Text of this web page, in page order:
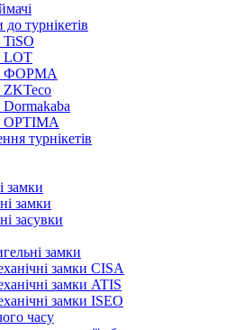
турнікетів
TiSO
LOT
ФОРМА
ZKTeco
Dormakaba
OPTIMA
турнікетів
замки
замки
засувки
замки
замки CISA
замки ATIS
замки ISEO
часу